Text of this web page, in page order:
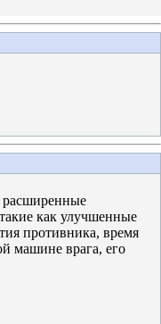
как улучшенные
противника, время
машине врага, его